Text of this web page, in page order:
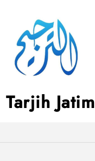
content
Tarjih Jatim